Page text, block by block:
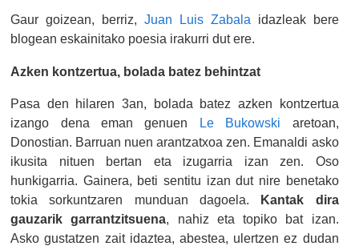
Gaur goizean, berriz, Juan Luis Zabala idazleak bere
blogean eskainitako poesia irakurri dut ere.
Azken kontzertua, bolada batez behintzat
Pasa den hilaren 3an, bolada batez azken kontzertua
izango dena eman genuen Le Bukowski aretoan,
Donostian. Barruan nuen arantzatxoa zen. Emanaldi asko
ikusita nituen bertan eta izugarria izan zen. Oso
hunkigarria. Gainera, beti sentitu izan dut nire benetako
tokia sorkuntzaren munduan dagoela. Kantak dira
gauzarik garrantzitsuena, nahiz eta topiko bat izan.
Asko gustatzen zait idaztea, abestea, ulertzen ez dudan